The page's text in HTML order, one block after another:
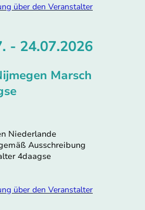
über den Veranstalter
- 24.07.2026
Marsch
Niederlande
Ausschreibung
4daagse
über den Veranstalter